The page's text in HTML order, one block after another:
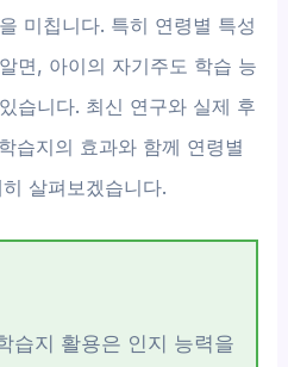
미칩니다. 특히 연령별 특성
면, 아이의 자기주도 학습 능
습니다. 최신 연구와 실제 후
습지의 효과와 함께 연령별
살펴보겠습니다.
습지 활용은 인지 능력을